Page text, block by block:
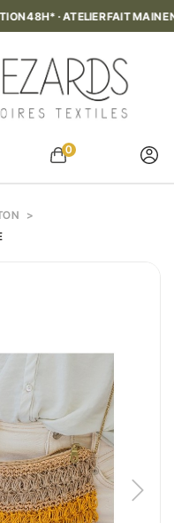
· ATELIER FAIT MAIN EN
0